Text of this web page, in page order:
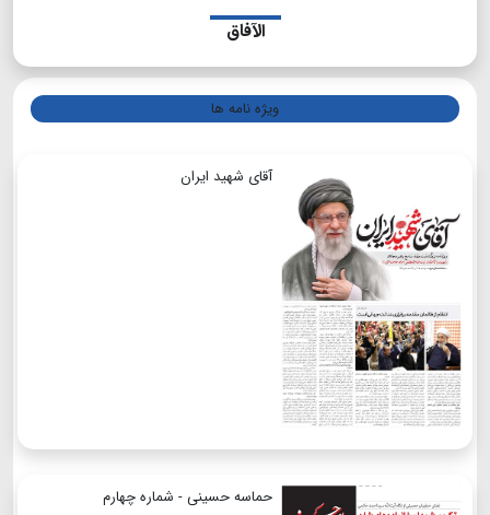
الآفاق
ویژه نامه ها
آقای شهید ایران
حماسه حسینی - شماره چهارم